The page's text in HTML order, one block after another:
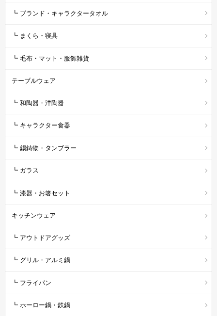
┗ ブランド・キャラクタータオル
┗ まくら・寝具
┗ 毛布・マット・服飾雑貨
テーブルウェア
┗ 和陶器・洋陶器
┗ キャラクター食器
┗ 錫鋳物・タンブラー
┗ ガラス
┗ 漆器・お箸セット
キッチンウェア
┗ アウトドアグッズ
┗ グリル・アルミ鍋
┗ フライパン
┗ ホーロー鍋・鉄鍋